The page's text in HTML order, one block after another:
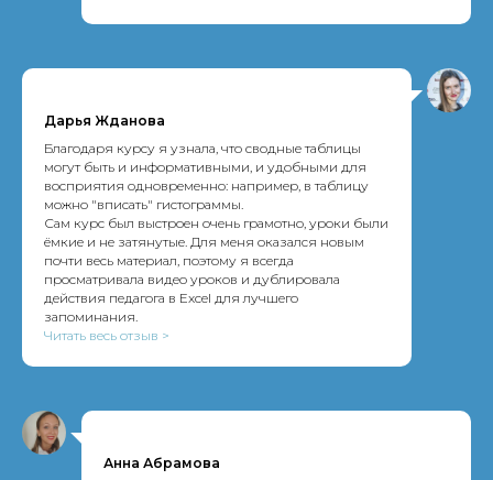
Дарья Жданова
Благодаря курсу я узнала, что сводные таблицы
могут быть и информативными, и удобными для
восприятия одновременно: например, в таблицу
можно "вписать" гистограммы.
Сам курс был выстроен очень грамотно, уроки были
ёмкие и не затянутые. Для меня оказался новым
почти весь материал, поэтому я всегда
просматривала видео уроков и дублировала
действия педагога в Excel для лучшего
запоминания.
Читать весь отзыв >
Анна Абрамова